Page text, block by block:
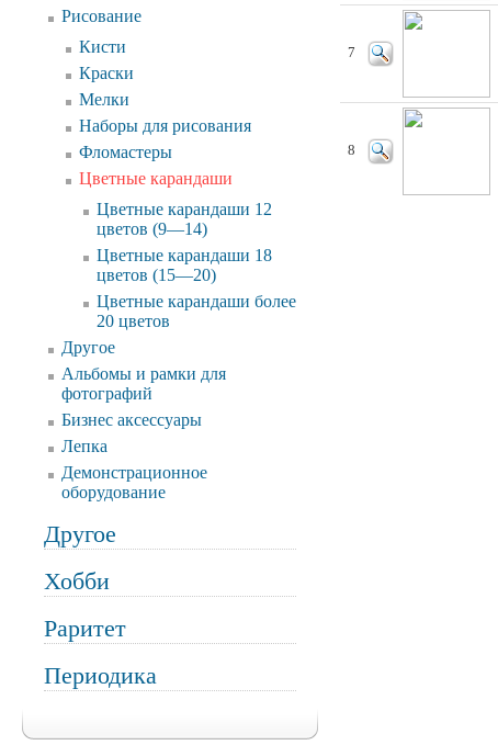
Рисование
Кисти
Краски
Мелки
Наборы для рисования
Фломастеры
Цветные карандаши
Цветные карандаши 12
цветов (9—14)
Цветные карандаши 18
цветов (15—20)
Цветные карандаши более
20 цветов
Другое
Альбомы и рамки для
фотографий
Бизнес аксессуары
Лепка
Демонстрационное
оборудование
Другое
Хобби
Раритет
Периодика
7
8